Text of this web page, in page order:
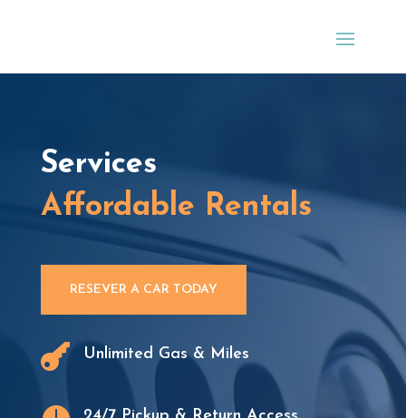
Services
Affordable Rentals
RESEVER A CAR TODAY
 Unlimited Gas & Miles